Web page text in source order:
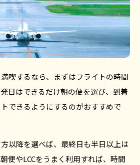
喫するなら、まずはフライトの時間
日はできるだけ朝の便を選び、到着
できるようにするのがおすすめで
以降を選べば、最終日も半日以上は
便やLCCをうまく利用すれば、時間